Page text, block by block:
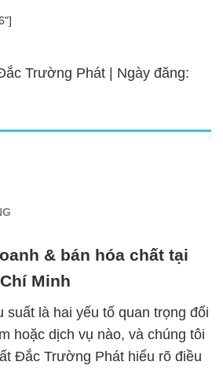
Trường Phát | Ngày đăng:
& bán hóa chất tại
Minh
suất là hai yếu tố quan trọng đối
hoặc dịch vụ nào, và chúng tôi
Đắc Trường Phát hiểu rõ điều